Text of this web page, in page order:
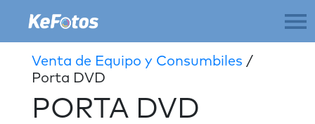
Venta de Equipo y Consumbiles /
Porta DVD
PORTA DVD